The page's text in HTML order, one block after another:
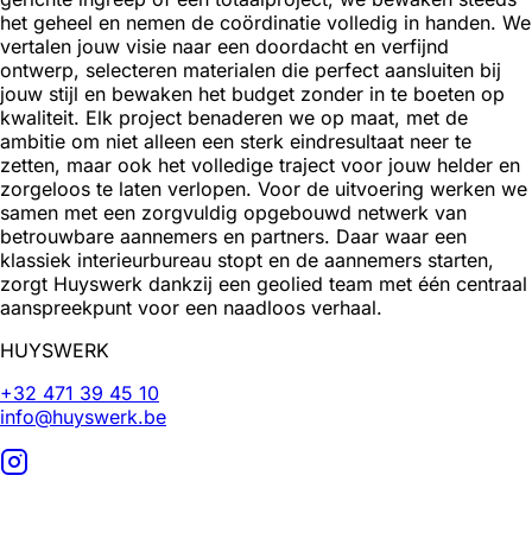
het geheel en nemen de coördinatie volledig in handen. We
vertalen jouw visie naar een doordacht en verfijnd
ontwerp, selecteren materialen die perfect aansluiten bij
jouw stijl en bewaken het budget zonder in te boeten op
kwaliteit. Elk project benaderen we op maat, met de
ambitie om niet alleen een sterk eindresultaat neer te
zetten, maar ook het volledige traject voor jouw helder en
zorgeloos te laten verlopen. Voor de uitvoering werken we
samen met een zorgvuldig opgebouwd netwerk van
betrouwbare aannemers en partners. Daar waar een
klassiek interieurbureau stopt en de aannemers starten,
zorgt Huyswerk dankzij een geolied team met één centraal
aanspreekpunt voor een naadloos verhaal.
HUYSWERK
+32 471 39 45 10
info@huyswerk.be